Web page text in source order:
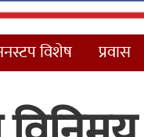
विशेष प्रवास